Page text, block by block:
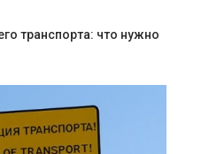
транспорта: что нужно